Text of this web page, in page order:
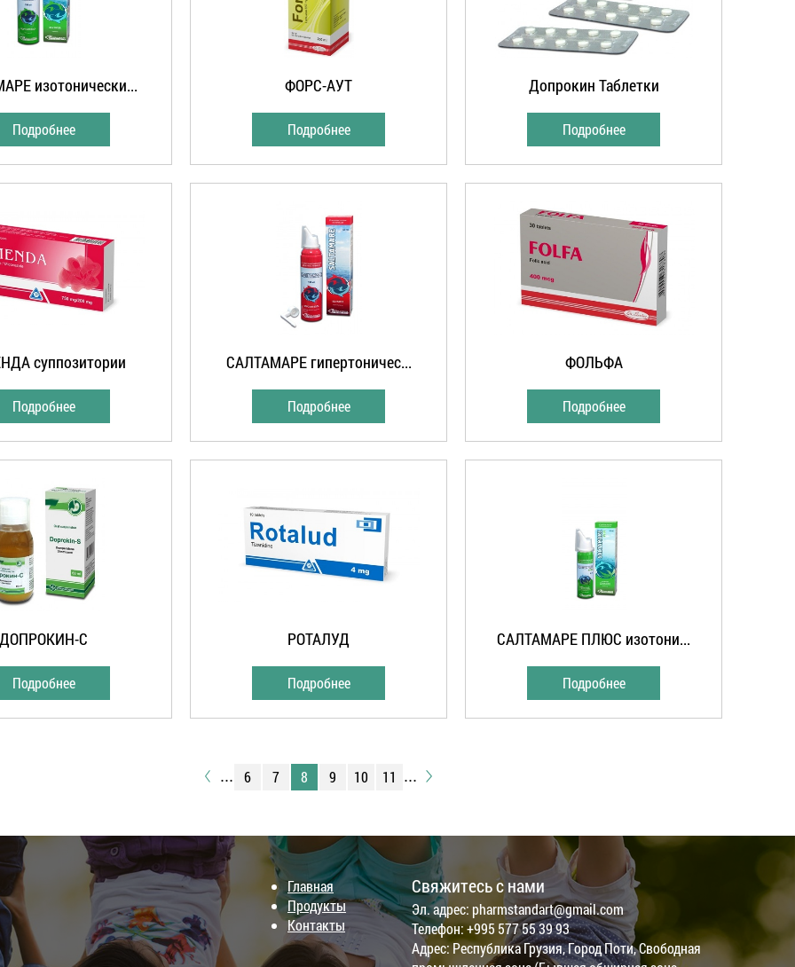
изотонически...
Подробнее
ФОРС-АУТ
Подробнее
Допрокин Таблетки
Подробнее
суппозитории
Подробнее
САЛТАМАРЕ гипертоничес...
Подробнее
ФОЛЬФА
Подробнее
ДОПРОКИН-С
Подробнее
РОТАЛУД
Подробнее
САЛТАМАРЕ ПЛЮС изотони...
Подробнее
... 6 7 8 9 10 11 ...
Главная
Продукты
Контакты
Свяжитесь с нами
Эл. адрес: pharmstandart@gmail.com
Телефон: +995 577 55 39 93
Адрес: Республика Грузия, Город Поти, Свободная